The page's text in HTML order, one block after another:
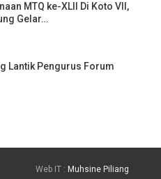
MTQ ke-XLII Di Koto VII,
Gelar…
Lantik Pengurus Forum
Web IT : Muhsine Piliang